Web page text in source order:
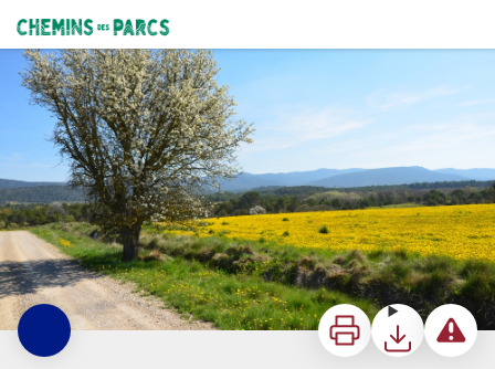
Chemins des Parcs
ImprimerTéléchargerSignaler